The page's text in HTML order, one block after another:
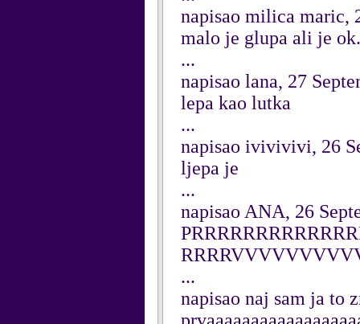
napisao milica maric,
malo je glupa ali je
...
napisao lana, 27
lepa kao lutka
...
napisao ivivivivi, 26
ljepa je
...
napisao ANA, 26
...
napisao naj sam ja to